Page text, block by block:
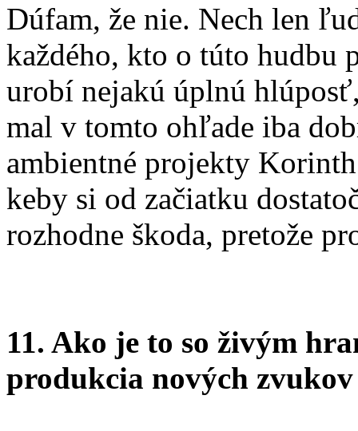
Dúfam, že nie. Nech len
každého, kto o túto hudbu
urobí nejakú úplnú
mal v tomto ohľade iba
ambientné projekty
keby si od začiatku
rozhodne škoda, pretože
11. Ako je to so živým
produkcia nových